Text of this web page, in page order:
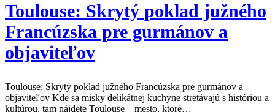
Toulouse: Skrytý poklad južného
Francúzska pre gurmánov a
objaviteľov
Toulouse: Skrytý poklad južného Francúzska pre gurmánov a
objaviteľov Kde sa misky delikátnej kuchyne stretávajú s históriou a
kultúrou, tam nájdete Toulouse – mesto, ktoré…